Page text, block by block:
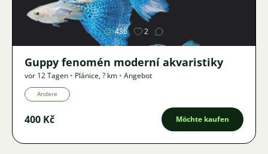
436 2
Guppy fenomén moderní akvaristiky
vor 12 Tagen • Plánice,? km • Angebot
Andere
400 Kč Möchte kaufen